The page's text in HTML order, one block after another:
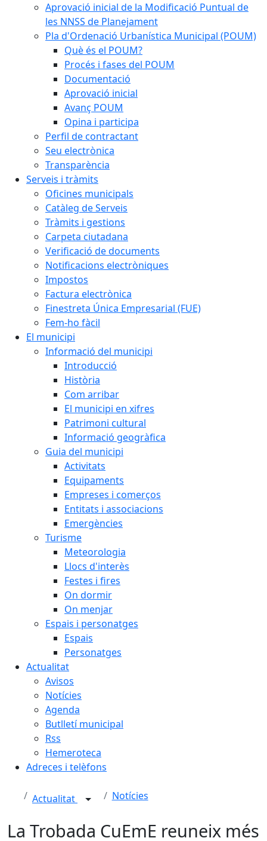
Aprovació inicial de la Modificació Puntual de
les NNSS de Planejament
Pla d'Ordenació Urbanística Municipal (POUM)
Què és el POUM?
Procés i fases del POUM
Documentació
Aprovació inicial
Avanç POUM
Opina i participa
Perfil de contractant
Seu electrònica
Transparència
Serveis i tràmits
Oficines municipals
Catàleg de Serveis
Tràmits i gestions
Carpeta ciutadana
Verificació de documents
Notificacions electròniques
Impostos
Factura electrònica
Finestreta Única Empresarial (FUE)
Fem-ho fàcil
El municipi
Informació del municipi
Introducció
Història
Com arribar
El municipi en xifres
Patrimoni cultural
Informació geogràfica
Guia del municipi
Activitats
Equipaments
Empreses i comerços
Entitats i associacions
Emergències
Turisme
Meteorologia
Llocs d'interès
Festes i fires
On dormir
On menjar
Espais i personatges
Espais
Personatges
Actualitat
Avisos
Notícies
Agenda
Butlletí municipal
Rss
Hemeroteca
Adreces i telèfons
Actualitat Notícies
La Trobada CuEmE reuneix més